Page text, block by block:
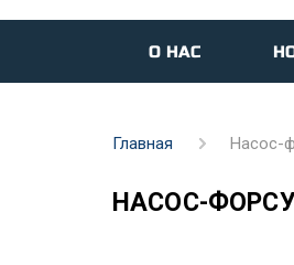
О НАС
Главная Насос-
НАСОС-